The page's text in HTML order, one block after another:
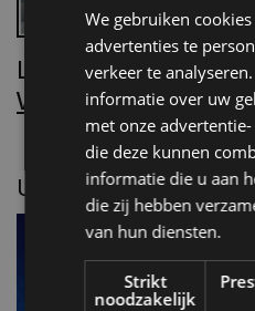
Lees Villa d’Arte!
Word nu abonnee.
UITGELICHT
We gebruiken
advertenties te
verkeer te
informatie over uw
met onze
die deze kunnen
informatie die u aan
die zij hebben
van hun diensten.
Strikt
noodzakelijk